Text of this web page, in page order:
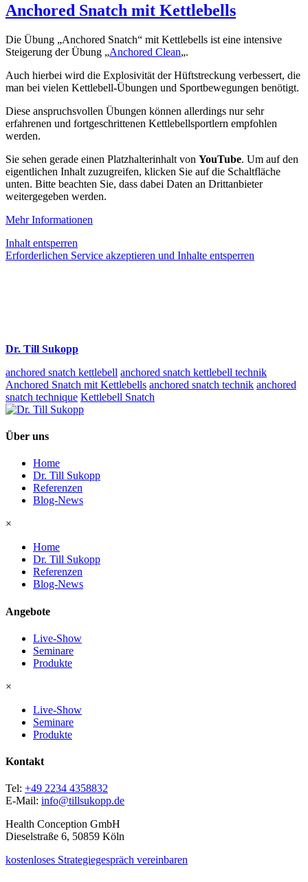
Anchored Snatch mit Kettlebells
Die Übung „Anchored Snatch“ mit Kettlebells ist eine intensive
Steigerung der Übung „Anchored Clean„.
Auch hierbei wird die Explosivität der Hüftstreckung verbessert, die
man bei vielen Kettlebell-Übungen und Sportbewegungen benötigt.
Diese anspruchsvollen Übungen können allerdings nur sehr
erfahrenen und fortgeschrittenen Kettlebellsportlern empfohlen
werden.
Sie sehen gerade einen Platzhalterinhalt von YouTube. Um auf den
eigentlichen Inhalt zuzugreifen, klicken Sie auf die Schaltfläche
unten. Bitte beachten Sie, dass dabei Daten an Drittanbieter
weitergegeben werden.
Mehr Informationen
Inhalt entsperren
Erforderlichen Service akzeptieren und Inhalte entsperren
Dr. Till Sukopp
anchored snatch kettlebell anchored snatch kettlebell technik
Anchored Snatch mit Kettlebells anchored snatch technik anchored
snatch technique Kettlebell Snatch
Über uns
Home
Dr. Till Sukopp
Referenzen
Blog-News
×
Home
Dr. Till Sukopp
Referenzen
Blog-News
Angebote
Live-Show
Seminare
Produkte
×
Live-Show
Seminare
Produkte
Kontakt
Tel: +49 2234 4358832
E-Mail: info@tillsukopp.de
Health Conception GmbH
Dieselstraße 6, 50859 Köln
kostenloses Strategiegespräch vereinbaren